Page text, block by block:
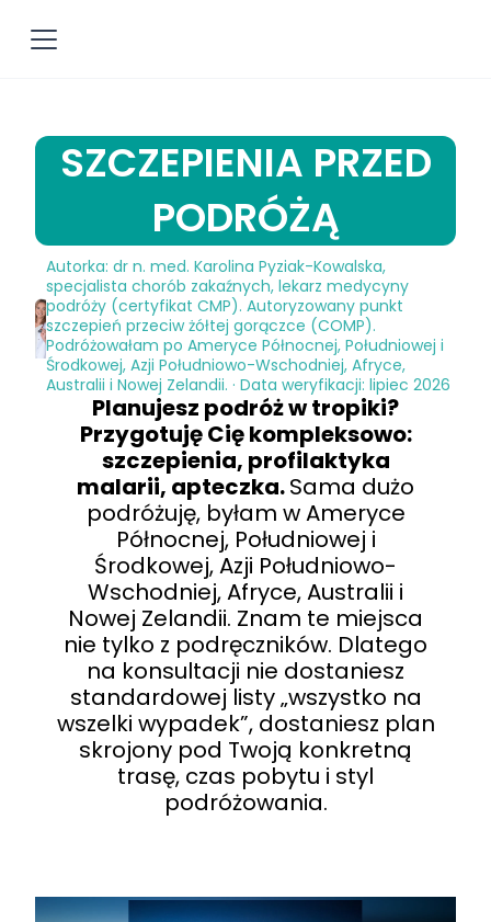
SZCZEPIENIA PRZED
PODRÓŻĄ
Autorka: dr n. med. Karolina Pyziak-Kowalska,
specjalista chorób zakaźnych, lekarz medycyny
podróży (certyfikat CMP). Autoryzowany punkt
szczepień przeciw żółtej gorączce (COMP).
Podróżowałam po Ameryce Północnej, Południowej i
Środkowej, Azji Południowo-Wschodniej, Afryce,
Australii i Nowej Zelandii. · Data weryfikacji: lipiec 2026
Planujesz podróż w tropiki?
Przygotuję Cię kompleksowo:
szczepienia, profilaktyka
malarii, apteczka.Sama dużo
podróżuję, byłam w Ameryce
Północnej, Południowej i
Środkowej, Azji Południowo-
Wschodniej, Afryce, Australii i
Nowej Zelandii. Znam te miejsca
nie tylko z podręczników. Dlatego
na konsultacji nie dostaniesz
standardowej listy „wszystko na
wszelki wypadek”, dostaniesz plan
skrojony pod Twoją konkretną
trasę, czas pobytu i styl
podróżowania.